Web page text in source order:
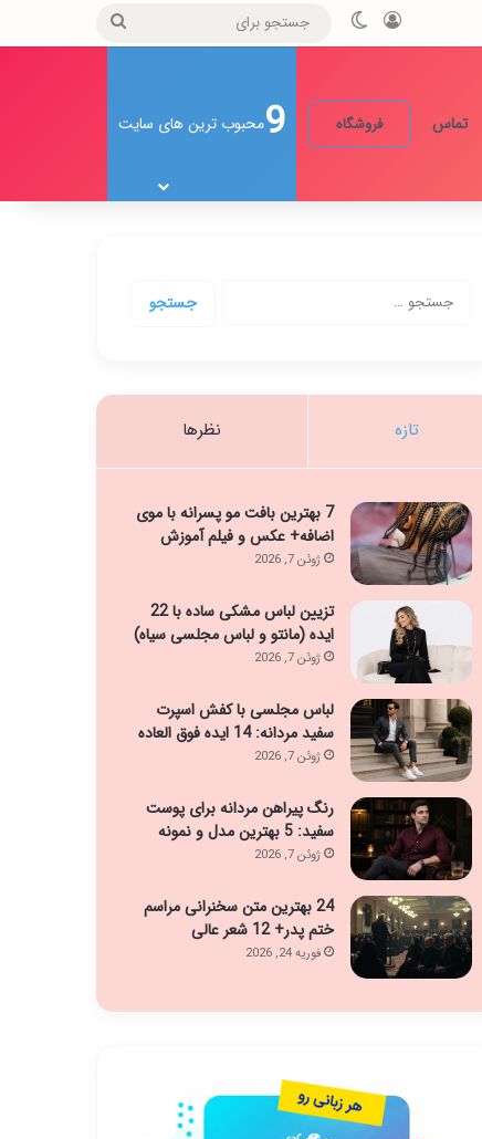
ورود تغییر پوسته
جستجو
تماس فروشگاه 9محبوب ترین های سایت
تازه نظرها
7 بهترین بافت مو پسرانه با موی
اضافه+ عکس و فیلم آموزش
ژوئن 7, 2026
تزیین لباس مشکی ساده با 22
ایده (مانتو و لباس مجلسی سیاه)
ژوئن 7, 2026
لباس مجلسی با کفش اسپرت
سفید مردانه: 14 ایده فوق العاده
ژوئن 7, 2026
رنگ پیراهن مردانه برای پوست
سفید: 5 بهترین مدل و نمونه
ژوئن 7, 2026
24 بهترین متن سخنرانی مراسم
ختم پدر+ 12 شعر عالی
فوریه 24, 2026